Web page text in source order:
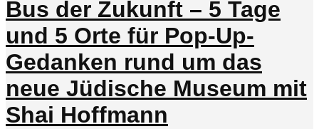
Bus der Zukunft – 5 Tage
und 5 Orte für Pop-Up-
Gedanken rund um das
neue Jüdische Museum mit
Shai Hoffmann